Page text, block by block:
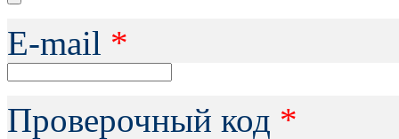
Е-mail *
Проверочный код *